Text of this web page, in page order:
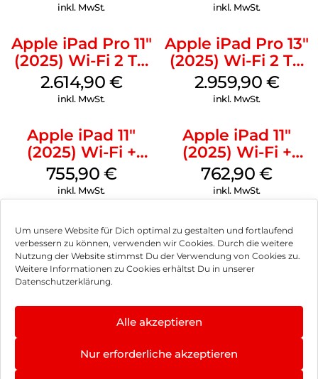
Um unsere Website für Dich optimal zu gestalten und fortlaufend
verbessern zu können, verwenden wir Cookies. Durch die weitere
Nutzung der Website stimmst Du der Verwendung von Cookies zu.
Weitere Informationen zu Cookies erhältst Du in unserer
Datenschutzerklärung.
Alle akzeptieren
Nur erforderliche akzeptieren
inkl. MwSt. inkl. MwSt.
Apple iPad Pro 11″
(2025) Wi-Fi 2 TB
Nanotexturglas
Space Schwarz
2.614,90 €
inkl. MwSt.
Apple iPad Pro 13″
(2025) Wi-Fi 2 TB
Nanotexturglas
Space Schwarz
2.959,90 €
inkl. MwSt.
Apple iPad 11″
(2025) Wi-Fi +
Cellular 256 GB
Pink
755,90 €
inkl. MwSt.
Apple iPad 11″
(2025) Wi-Fi +
Cellular 256 GB
Silber
762,90€
inkl. MwSt.
Impressum
Hinweis zur Batterieentsorgung